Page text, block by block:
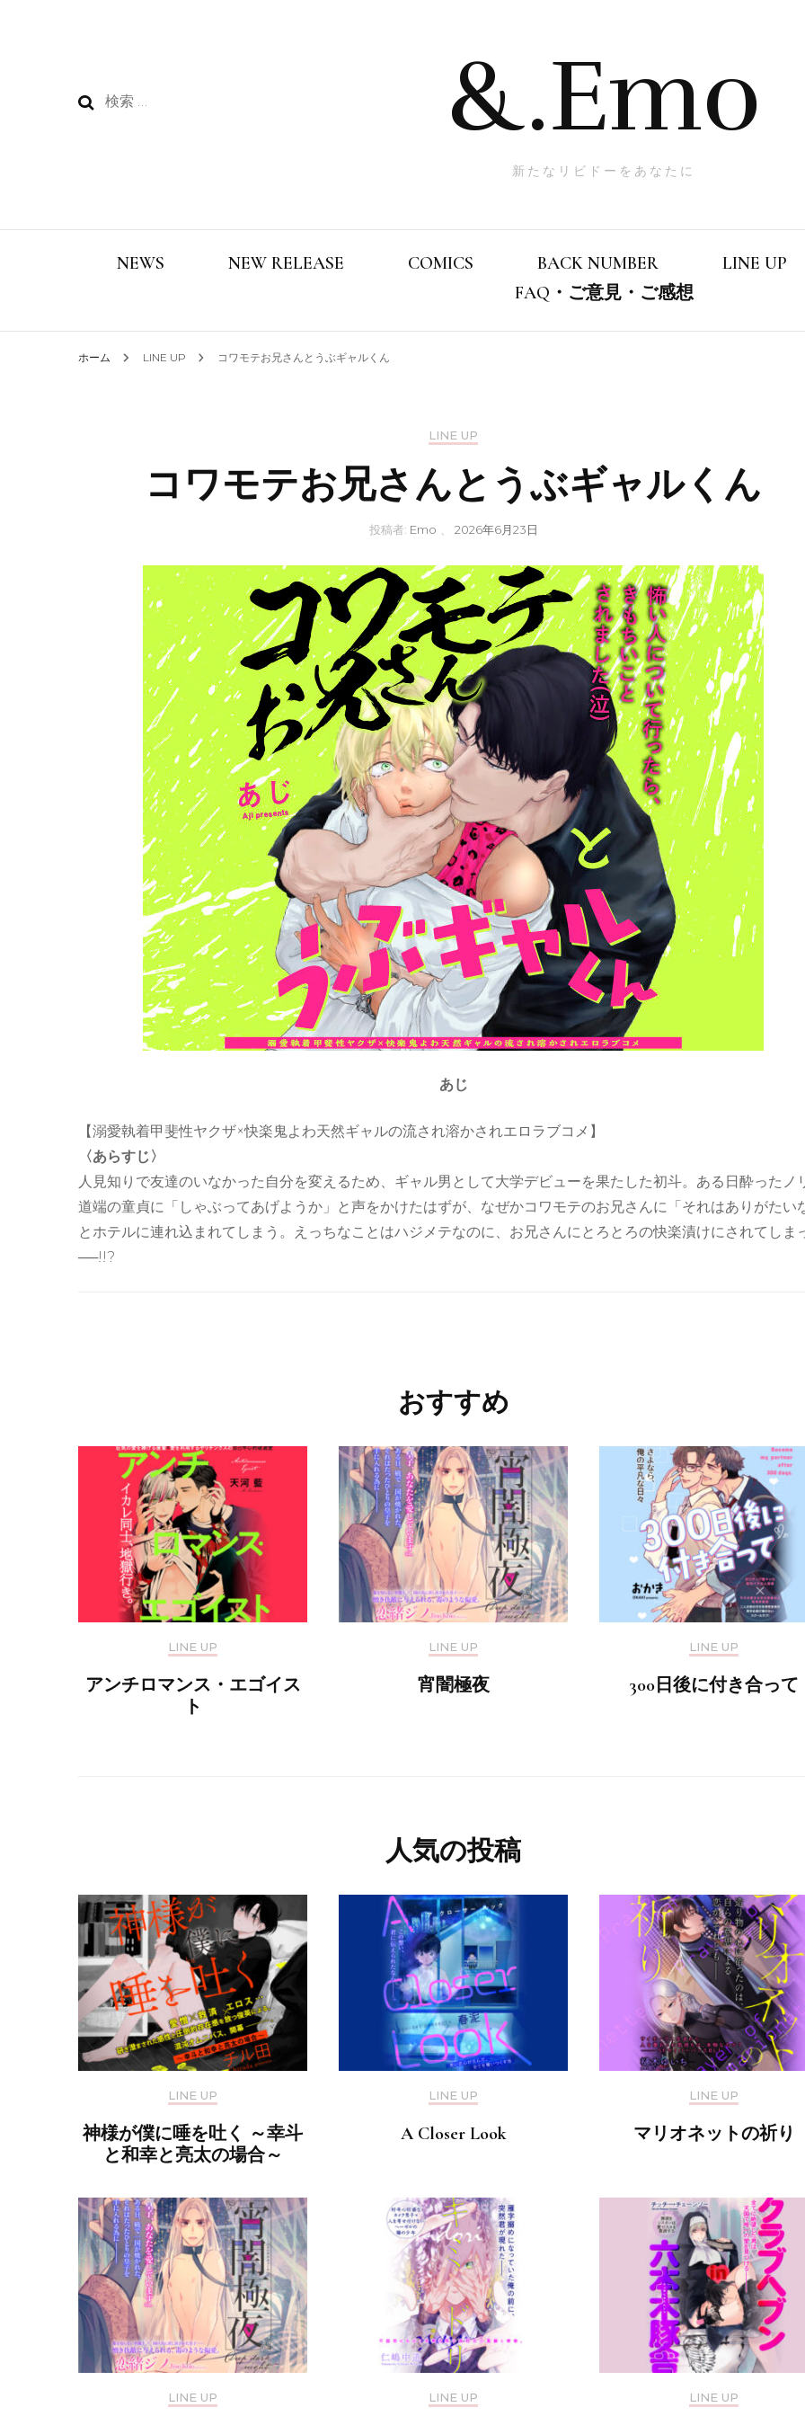
検
&.Emo
新たなリビドーをあなたに
NEWS NEW RELEASE COMICS BACK NUMBER
LINE UP
FAQ・ご意見・ご感想
ホーム LINE UP コワモテお兄さんとうぶギャルくん
LINE UP
コワモテお兄さんとうぶギャルくん
投稿者: Emo 2026年6月23日
あじ
【溺愛執着甲斐性ヤクザ×快楽鬼よわ天然ギャルの流され溶かされエロラブコメ】
〈あらすじ〉
人見知りで友達のいなかった自分を変えるため、ギャル男として大学デビューを果たした初斗。ある日酔ったノ
道端の童貞に「しゃぶってあげようか」と声をかけたはずが、なぜかコワモテのお兄さんに「それはありがたい
とホテルに連れ込まれてしまう。えっちなことはハジメテなのに、お兄さんにとろとろの快楽漬けにされてしま
──!!?
ゲ
おすすめ
LINE UP
アンチロマンス・エゴイス
ト
LINE UP
宵闇極夜
LINE UP
300日後に付き合って
人気の投稿
LINE UP
神様が僕に唾を吐く ～幸斗
と和幸と亮太の場合～
LINE UP
A Closer Look
LINE UP
マリオネットの祈り
LINE UP LINE UP LINE UP